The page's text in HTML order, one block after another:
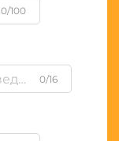
0/100
0/16